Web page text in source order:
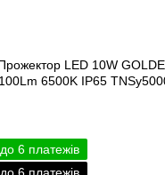
до 6 платежів